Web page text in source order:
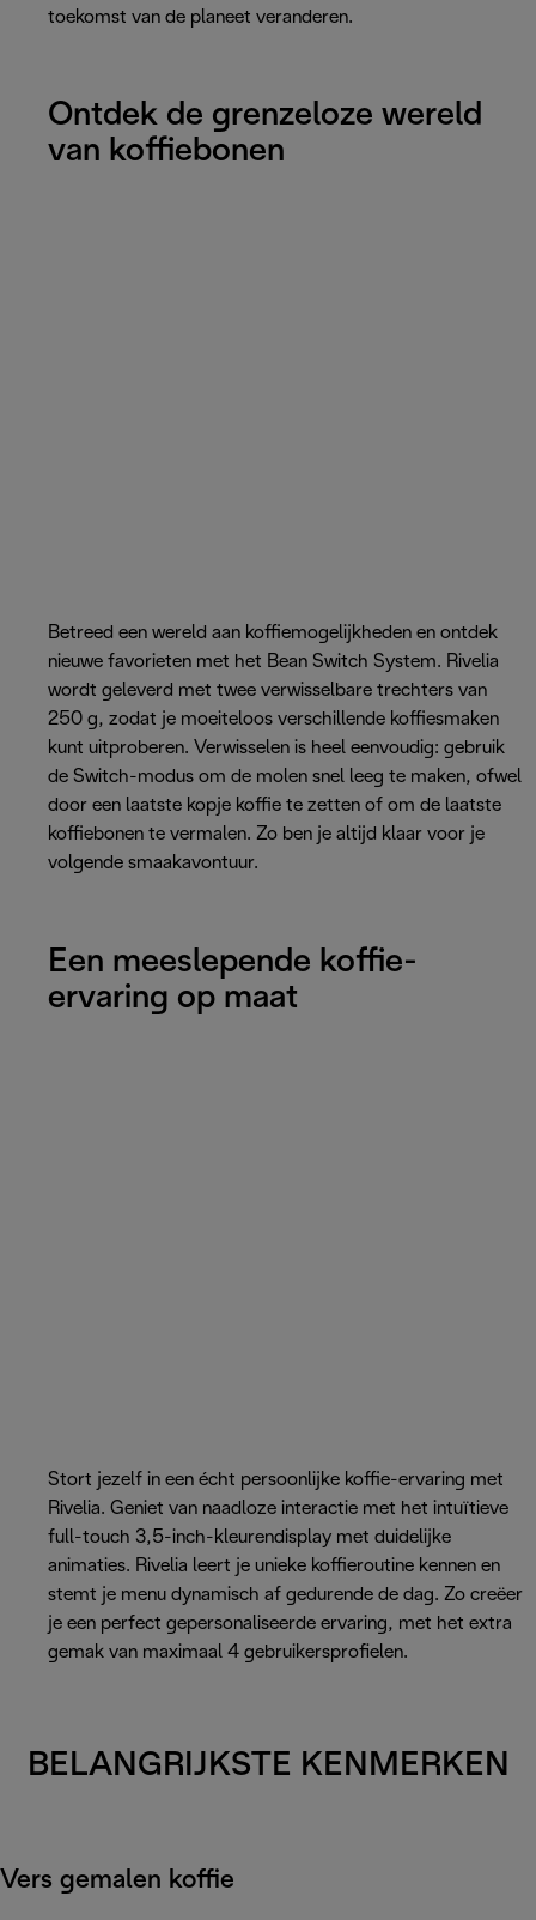
toekomst van de planeet veranderen.
Ontdek de grenzeloze wereld
van koffiebonen
Betreed een wereld aan koffiemogelijkheden en ontdek
nieuwe favorieten met het Bean Switch System. Rivelia
wordt geleverd met twee verwisselbare trechters van
250 g, zodat je moeiteloos verschillende koffiesmaken
kunt uitproberen. Verwisselen is heel eenvoudig: gebruik
de Switch-modus om de molen snel leeg te maken, ofwel
door een laatste kopje koffie te zetten of om de laatste
koffiebonen te vermalen. Zo ben je altijd klaar voor je
volgende smaakavontuur.
Een meeslepende koffie-
ervaring op maat
Stort jezelf in een écht persoonlijke koffie-ervaring met
Rivelia. Geniet van naadloze interactie met het intuïtieve
full-touch 3,5-inch-kleurendisplay met duidelijke
animaties. Rivelia leert je unieke koffieroutine kennen en
stemt je menu dynamisch af gedurende de dag. Zo creëer
je een perfect gepersonaliseerde ervaring, met het extra
gemak van maximaal 4 gebruikersprofielen.
BELANGRIJKSTE KENMERKEN
Vers gemalen koffie